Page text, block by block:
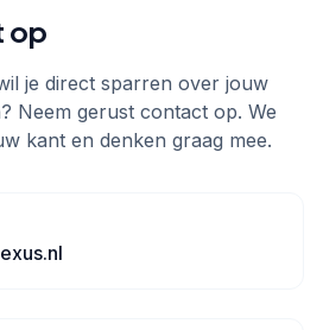
op
je direct sparren over jouw
Neem gerust contact op. We
kant en denken graag mee.